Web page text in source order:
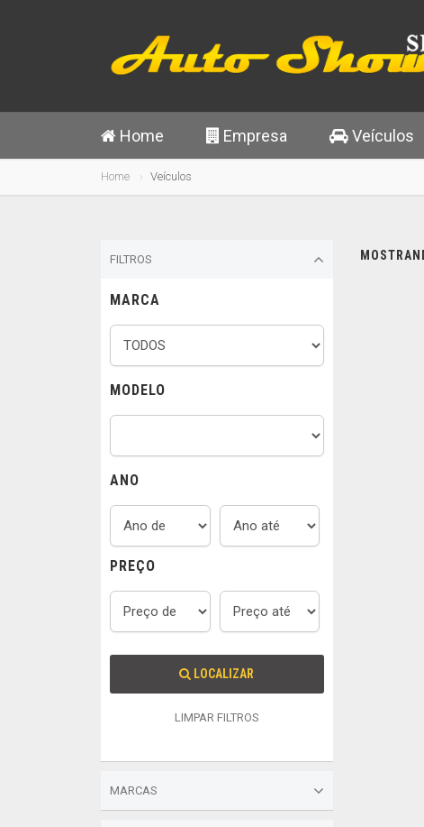
Home Empresa Veículos
Home Veículos
FILTROS
MARCA
MODELO
ANO
PREÇO
LOCALIZAR
LIMPAR FILTROS
MARCAS